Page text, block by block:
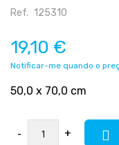
Ref. 125310
19,10 €
Notificar-me quando o
50,0 x 70,0 cm
- +
imagens